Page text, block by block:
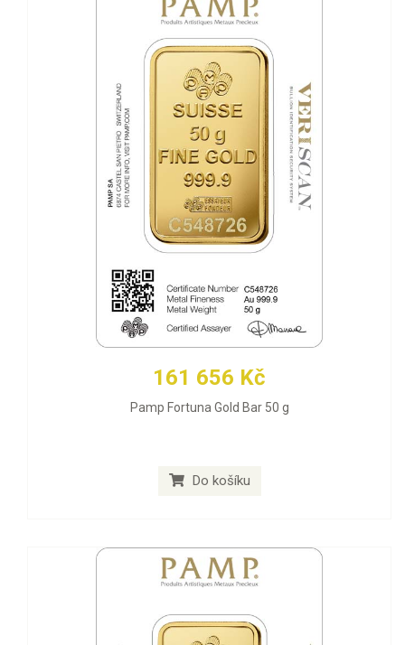
161 656 Kč
Pamp Fortuna Gold Bar 50 g
Do košíku